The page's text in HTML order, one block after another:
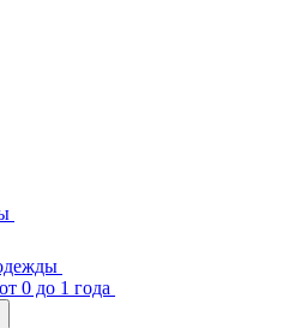
0 до 1 года